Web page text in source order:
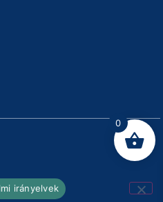
0
irányelvek